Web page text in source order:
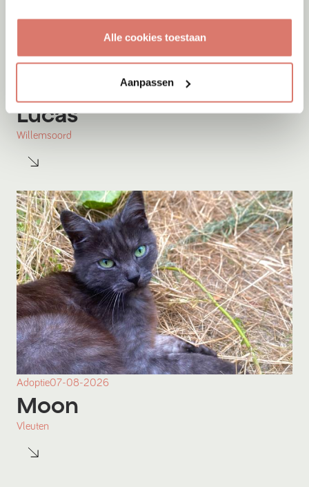
Alle cookies toestaan
Aanpassen
Lucas
Willemsoord
Adoptie07-08-2026
Moon
Vleuten